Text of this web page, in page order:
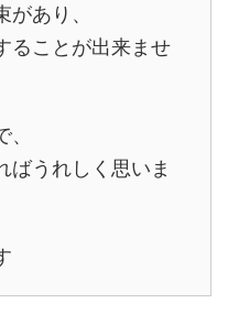
あり、
ることが出来ませ
ばうれしく思いま